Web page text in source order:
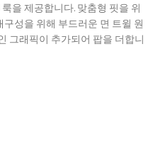
을 제공합니다. 맞춤형 핏을 위
성을 위해 부드러운 면 트윌 원
그래픽이 추가되어 팝을 더합니